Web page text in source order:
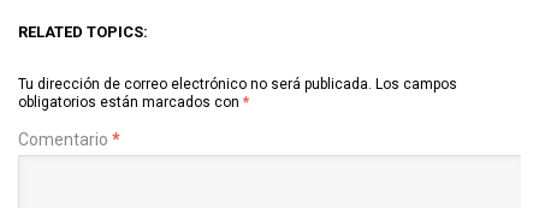
RELATED TOPICS:
Tu dirección de correo electrónico no será publicada. Los campos
obligatorios están marcados con *
Comentario *